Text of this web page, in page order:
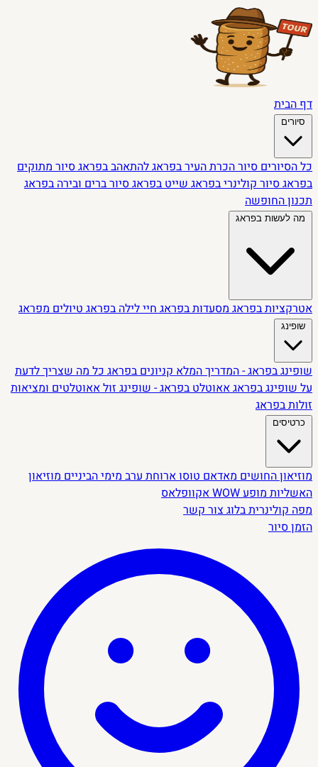
דף הבית
סיורים
כל הסיוריםסיור הכרת העיר בפראגלהתאהב בפראגסיור מתוקים
בפראגסיור קולינרי בפראגשייט בפראגסיור ברים ובירה בפראג
תכנון החופשה
מה לעשות בפראג
אטרקציות בפראגמסעדות בפראגחיי לילה בפראגטיולים מפראג
שופינג
שופינג בפראג - המדריך המלאקניונים בפראגכל מה שצריך לדעת
על שופינג בפראגאאוטלט בפראג - שופינג זולאאוטלטים ומציאות
זולות בפראג
כרטיסים
מוזיאון החושיםמאדאם טוסוארוחת ערב מימי הבינייםמוזיאון
האשליותמופע WOW
אקוופלאס
מפה קולינריתבלוגצור קשר
הזמן סיור